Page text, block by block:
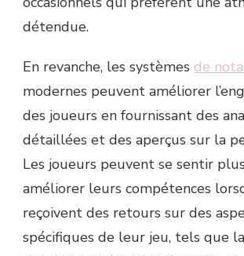
détendue.
En revanche, les systèmes de
modernes peuvent améliorer
des joueurs en fournissant des
détaillées et des aperçus sur la
Les joueurs peuvent se sentir
améliorer leurs compétences
reçoivent des retours sur des
spécifiques de leur jeu, tels que